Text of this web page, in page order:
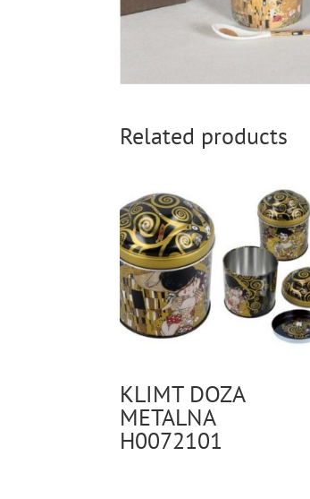
Related products
KLIMT DOZA
METALNA
H0072101